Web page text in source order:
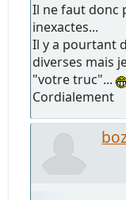
Il ne faut donc
inexactes...
Il y a pourtant
diverses mais
"votre truc"...
Cordialement